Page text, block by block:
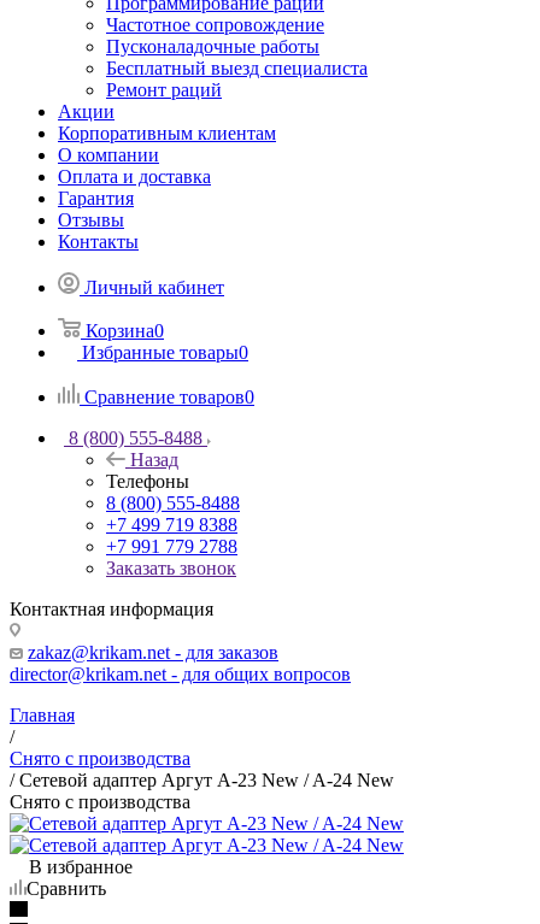
Частотное сопровождение
Пусконаладочные работы
Бесплатный выезд специалиста
Ремонт раций
Акции
Корпоративным клиентам
О компании
Оплата и доставка
Гарантия
Отзывы
Контакты
Личный кабинет
Корзина0
Избранные товары0
Сравнение товаров0
8 (800) 555-8488
Назад
Телефоны
8 (800) 555-8488
+7 499 719 8388
+7 991 779 2788
Заказать звонок
Контактная информация
zakaz@krikam.net - для заказов
director@krikam.net - для общих вопросов
Главная
/
Снято с производства
/Сетевой адаптер Аргут А-23 New / A-24 New
Снято с производства
В избранное
Сравнить